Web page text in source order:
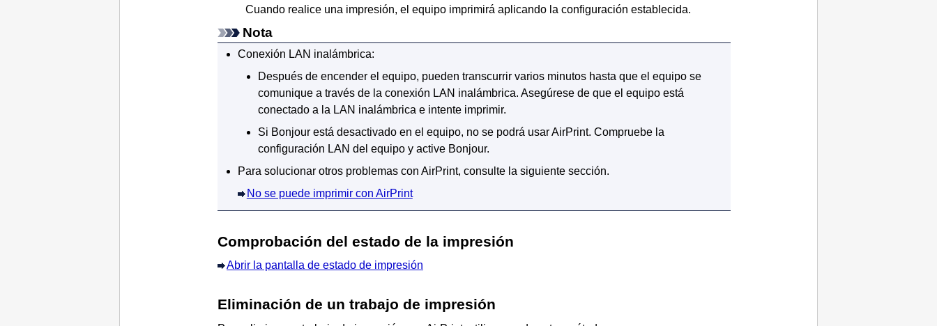
Cuando realice una impresión, el equipo imprimirá aplicando la configuración establecida.
Nota
Conexión LAN inalámbrica:
Después de encender el equipo, pueden transcurrir varios minutos hasta que el equipose
comunique a través de la conexión LAN inalámbrica. Asegúrese de que el equipoestá
conectado a la LAN inalámbrica e intente imprimir.
Si Bonjourestá desactivado en el equipo, no se podrá usarAirPrint. Compruebe la
configuración LAN del equipoy active Bonjour.
Para solucionar otros problemas con AirPrint, consulte la siguiente sección.
No se puede imprimir con AirPrint
Comprobación del estado de la impresión
Abrir la pantalla de estado de impresión
Eliminación de un trabajo de impresión